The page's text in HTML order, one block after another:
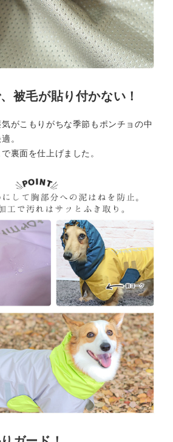
被毛が貼り付かない！
がこもりがちな季節もポンチョの中
。
裏面を仕上げました。